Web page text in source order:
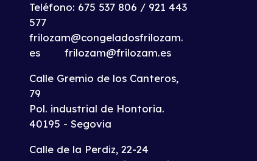
Teléfono: 675 537 806 / 921 443
577
frilozam@congeladosfrilozam.
esfrilozam@frilozam.es
Calle Gremio de los Canteros,
79
Pol. industrial de Hontoria.
40195 - Segovia
Calle de la Perdiz, 22-24